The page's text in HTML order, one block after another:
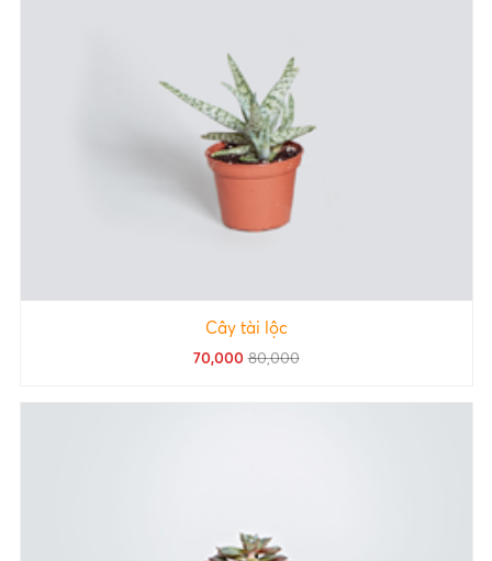
Cây tài lộc
70,000 80,000